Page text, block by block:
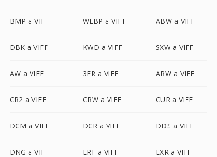
BMP a VIFF WEBP a VIFF ABW a VIFF
DBK a VIFF KWD a VIFF SXW a VIFF
AW a VIFF 3FR a VIFF ARW a VIFF
CR2 a VIFF CRW a VIFF CUR a VIFF
DCM a VIFF DCR a VIFF DDS a VIFF
DNG a VIFF ERF a VIFF EXR a VIFF